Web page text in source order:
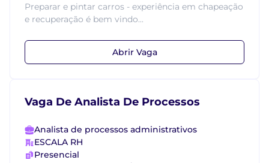
Preparar e pintar carros - experiência em chapeação
e recuperação é bem vindo...
Abrir Vaga
Vaga De Analista De Processos
Analista de processos administrativos
ESCALA RH
Presencial